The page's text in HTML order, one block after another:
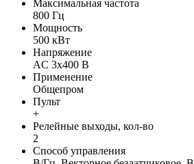
Максимальная частота
800 Гц
Мощность
500 кВт
Напряжение
AC 3х400 В
Применение
Общепром
Пульт
+
Релейные выходы, кол-во
2
Способ управления